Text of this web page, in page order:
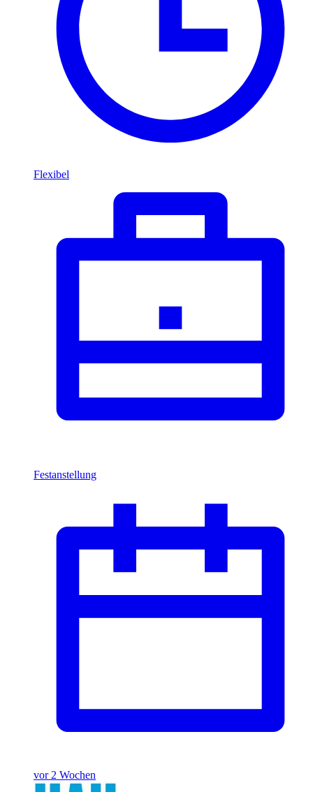
Flexibel
Festanstellung
vor 2 Wochen